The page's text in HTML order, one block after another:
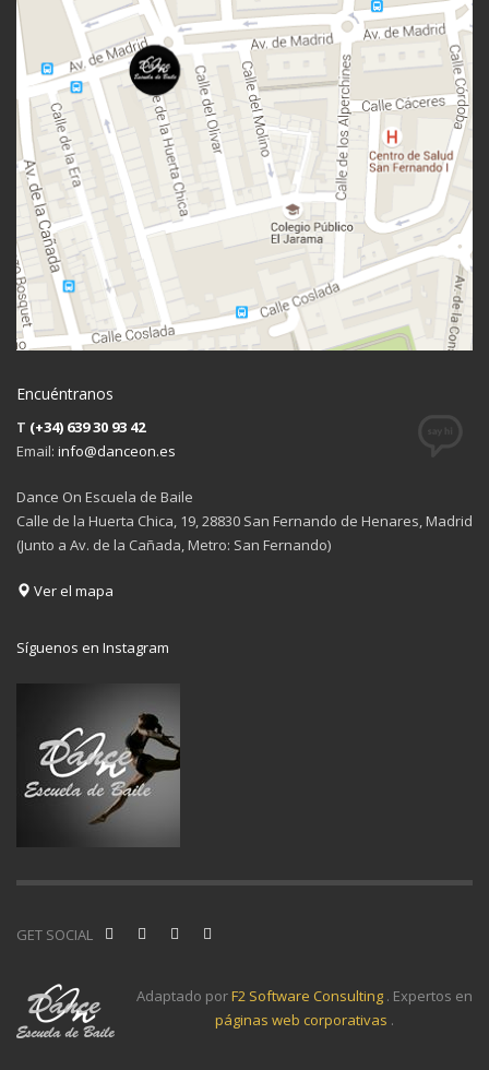
Encuéntranos
T (+34) 639 30 93 42
Email: info@danceon.es
Dance On Escuela de Baile
Calle de la Huerta Chica, 19, 28830 San Fernando de Henares, Madrid
(Junto a Av. de la Cañada, Metro: San Fernando)
Ver el mapa
Síguenos en Instagram
GET SOCIAL
Adaptado porF2 Software Consulting . Expertos en
páginas web corporativas .